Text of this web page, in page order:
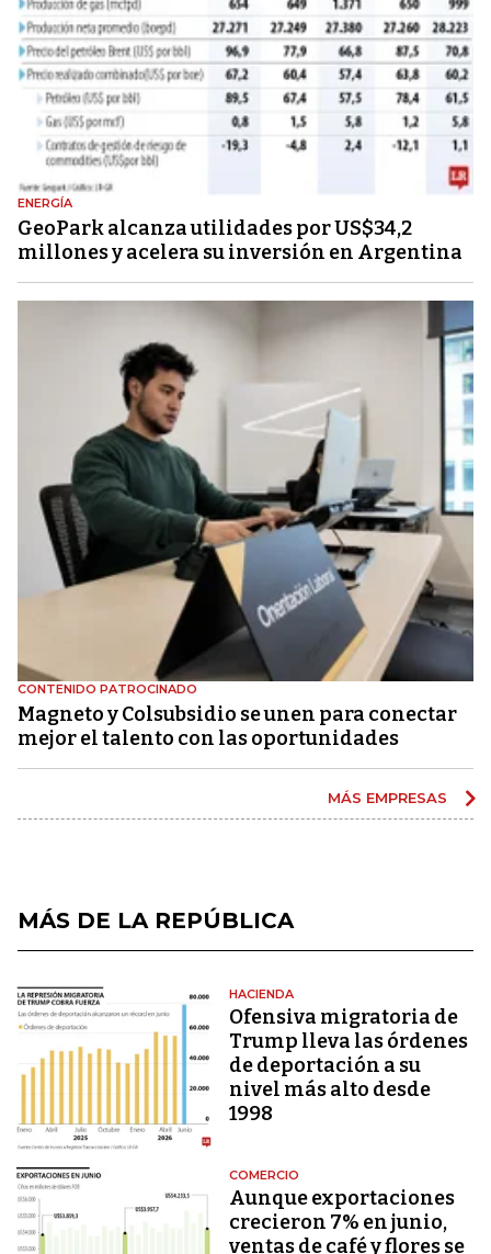
ENERGÍA
GeoPark alcanza utilidades por US$34,2
millones y acelera su inversión en Argentina
CONTENIDO PATROCINADO
Magneto y Colsubsidio se unen para conectar
mejor el talento con las oportunidades
MÁS EMPRESAS
MÁS DE LA REPÚBLICA
HACIENDA
Ofensiva migratoria de
Trump lleva las órdenes
de deportación a su
nivel más alto desde
1998
COMERCIO
Aunque exportaciones
crecieron 7% en junio,
ventas de café y flores se